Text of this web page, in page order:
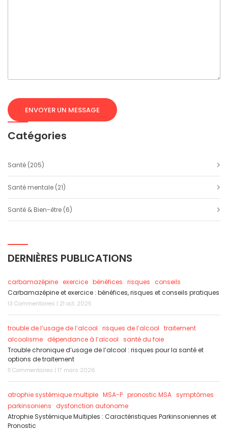
Catégories
Santé (205)
Santé mentale (21)
Santé & Bien-être (6)
DERNIÈRES PUBLICATIONS
carbamazépine exercice bénéfices risques
conseils
Carbamazépine et exercice : bénéfices, risques et conseils pratiques
13 Commentaires | 21 oct. 2025
trouble de l’usage de l’alcool risques de l’alcool traitement
alcoolisme dépendance à l’alcool santé du foie
Trouble chronique d’usage de l’alcool : risques pour la santé et
options de traitement
11 Commentaires | 17 mars 2026
atrophie systémique multiple MSA-P pronostic MSA symptômes
parkinsoniens
dysfonction autonome
Atrophie Systémique Multiples : Caractéristiques Parkinsoniennes et
Pronostic